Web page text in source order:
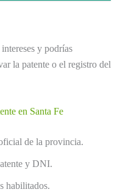
y podrías
la patente o el registro del
en Santa Fe
de la provincia.
y DNI.
habilitados.